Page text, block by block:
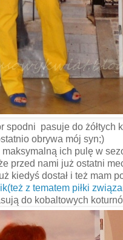
spodni pasuje do żółtych
obrywa mój syn;)
maksymalną ich pulę w
przed nami już ostatni
kiedyś dostał i też mam
z tematem piłki
do kobaltowych